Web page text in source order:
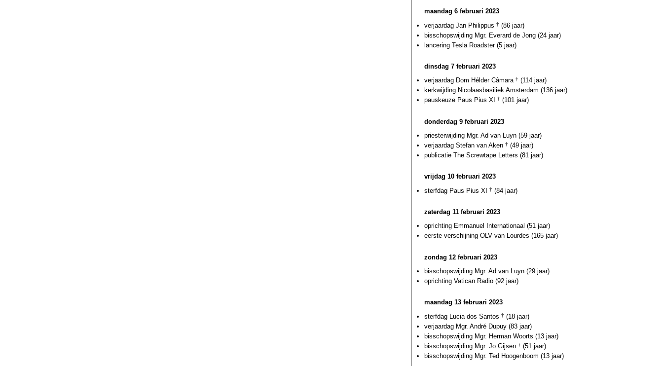
maandag 6 februari 2023
verjaardag Jan Philippus † (86 jaar)
bisschopswijding Mgr. Everard de Jong (24 jaar)
lancering Tesla Roadster (5 jaar)
dinsdag 7 februari 2023
verjaardag Dom Hélder Câmara † (114 jaar)
kerkwijding Nicolaasbasiliek Amsterdam (136 jaar)
pauskeuze Paus Pius XI
† (101 jaar)
donderdag 9 februari 2023
priesterwijding Mgr. Ad van Luyn (59 jaar)
verjaardag Stefan van Aken † (49 jaar)
publicatie The Screwtape Letters (81 jaar)
vrijdag 10 februari 2023
sterfdag Paus Pius XI † (84 jaar)
zaterdag 11 februari 2023
oprichting Emmanuel Internationaal (51 jaar)
eerste verschijning OLV van Lourdes (165 jaar)
zondag 12 februari 2023
bisschopswijding Mgr. Ad van Luyn (29 jaar)
oprichting Vatican Radio (92 jaar)
maandag 13 februari 2023
sterfdag Lucia dos Santos † (18 jaar)
verjaardag Mgr. André Dupuy (83 jaar)
bisschopswijding Mgr. Herman Woorts (13 jaar)
bisschopswijding Mgr. Jo Gijsen † (51 jaar)
bisschopswijding Mgr. Ted Hoogenboom (13 jaar)